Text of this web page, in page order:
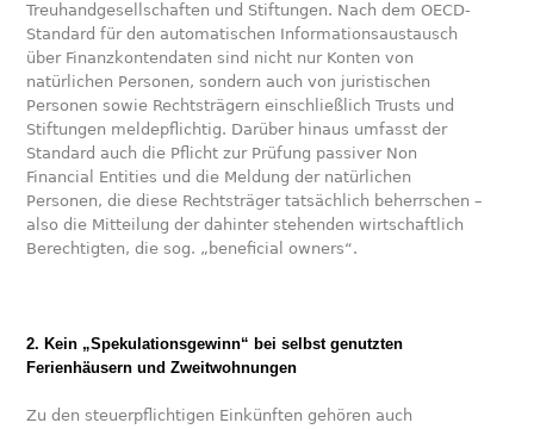
Treuhandgesellschaften und Stiftungen. Nach dem OECD-
Standard für den automatischen Informationsaustausch
über Finanzkontendaten sind nicht nur Konten von
natürlichen Personen, sondern auch von juristischen
Personen sowie Rechtsträgern einschließlich Trusts und
Stiftungen meldepflichtig. Darüber hinaus umfasst der
Standard auch die Pflicht zur Prüfung passiver Non
Financial Entities und die Meldung der natürlichen
Personen, die diese Rechtsträger tatsächlich beherrschen –
also die Mitteilung der dahinter stehenden wirtschaftlich
Berechtigten, die sog. „beneficial owners“.
2. Kein „Spekulationsgewinn“ bei selbst genutzten
Ferienhäusern und Zweitwohnungen
Zu den steuerpflichtigen Einkünften gehören auch